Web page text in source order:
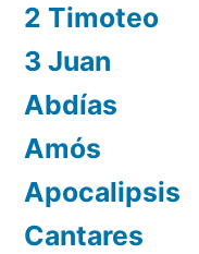
2 Timoteo
3 Juan
Abdías
Amós
Apocalipsis
Cantares